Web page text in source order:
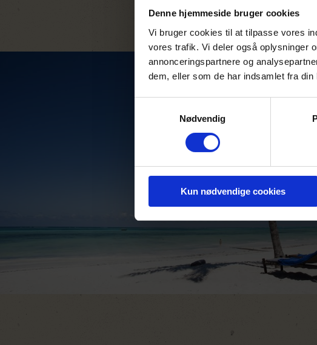
Denne hjemmeside bruger cookies
Vi bruger cookies til at tilpasse vores
vores trafik. Vi deler også oplysninger
annonceringspartnere og
dem, eller som de har indsamlet fra din
Nødvendig
Kun nødvendige cookies